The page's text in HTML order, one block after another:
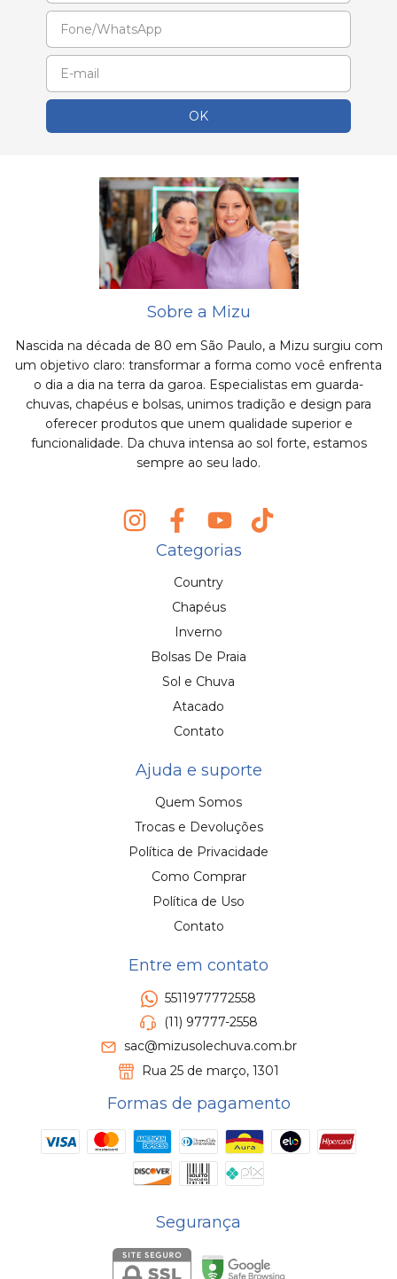
Sobre a Mizu
Nascida na década de 80 em São Paulo, a Mizu surgiu com
um objetivo claro: transformar a forma como você enfrenta
o dia a dia na terra da garoa. Especialistas em guarda-
chuvas, chapéus e bolsas, unimos tradição e design para
oferecer produtos que unem qualidade superior e
funcionalidade. Da chuva intensa ao sol forte, estamos
sempre ao seu lado.
Categorias
Country
Chapéus
Inverno
Bolsas De Praia
Sol e Chuva
Atacado
Contato
Ajuda e suporte
Quem Somos
Trocas e Devoluções
Política de Privacidade
Como Comprar
Política de Uso
Contato
Entre em contato
5511977772558
(11) 97777-2558
sac@mizusolechuva.com.br
Rua 25 de março, 1301
Formas de pagamento
Segurança